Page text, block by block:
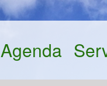
Agenda